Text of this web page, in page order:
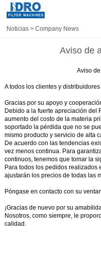
Noticias >Company News
Aviso de
Aviso
A todos los clientes y distribuidores
Gracias por su apoyo y
Debido a la fuerte apreciación del
aumento del costo de la materia
soportado la pérdida que no se
mismo producto y servicio de alta
De acuerdo con las tendencias
vez menos continua. Para
continuos, tenemos que tomar la
Para todos los pedidos realizados
ajustarán los precios de todas las
Póngase en contacto con su
¡Gracias de nuevo por su
Nosotros, como siempre, le
calidad.